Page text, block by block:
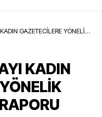
GAZETECİLERE YÖNELİK
KADIN